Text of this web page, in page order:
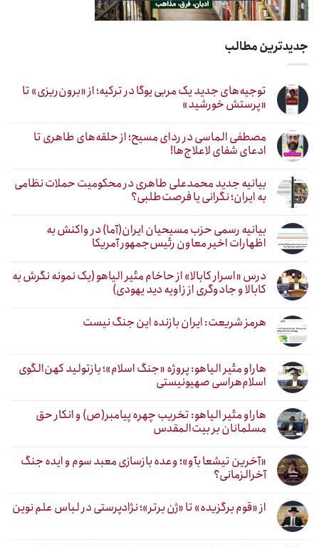
جدیدترین مطالب
توجیه‌های جدید یک مربی یوگا در ترکیه؛ از «برون‌ریزی» تا
«پرستش خورشید»
مصطفی الماسی در ردای مسیح؛ از حلقه‌های طاهری تا
ادعای شفای لاعلاج‌ها!
بیانیه جدید محمدعلی طاهری در محکومیت حملات نظامی
به ایران؛ نگرانی یا فرصت‌طلبی؟
بیانیه رسمی حزب مسیحیان ایران(آما) در واکنش به
اظهارات اخیر معاون رئیس‌جمهور آمریکا
درس «اسرار کابالا» از حاخام مئیر الیاهو (یک نمونه نگرش به
کابالا و جادوگری از زاویه دید یهودی)
هرمز شریعت: ایران بازنده این جنگ نیست
هاراو مئیر الیاهو: پروژه «جنگ اسلام»؛ بازتولید کهن‌الگوی
اسلام‌هراسی صهیونیستی
هاراو مئیر الیاهو: تخریب چهره پیامبر(ص) و انکار حق
مسلمانان بر بیت‌المقدس
«آخرین تیشعا بآو»؛ وعده بازسازی معبد سوم و ایده جنگ
آخرالزمانی؟
از «قوم برگزیده» تا «ژن برتر»؛ نژادپرستی در لباس علم نوین